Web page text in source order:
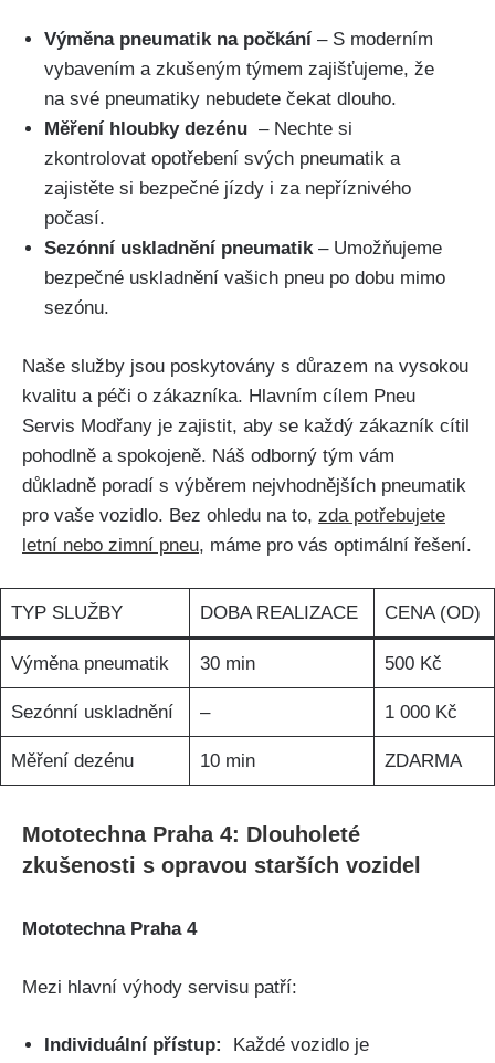
Výměna pneumatik na počkání – S ⁤moderním
vybavením a zkušeným ‌týmem ⁣zajišťujeme, že
⁢na ‍své pneumatiky ‌nebudete čekat ​dlouho.
Měření hloubky dezénu ⁣ – Nechte si
zkontrolovat opotřebení svých pneumatik a
zajistěte si ⁣bezpečné jízdy i za nepříznivého
počasí.
Sezónní uskladnění pneumatik– Umožňujeme
bezpečné ‍uskladnění vašich pneu ⁢po dobu mimo ​
sezónu.
Naše‍ služby jsou poskytovány s důrazem ⁤na ⁢vysokou⁢
kvalitu a péči o​ zákazníka.‌ Hlavním cílem Pneu
Servis Modřany je zajistit, ⁤aby se každý zákazník cítil
pohodlně a spokojeně.‍ Náš odborný tým vám
důkladně poradí s výběrem nejvhodnějších ⁢pneumatik
pro vaše vozidlo. Bez ohledu na to, zda potřebujete
letní nebo zimní pneu, máme pro vás optimální řešení.
TYP SLUŽBY DOBA REALIZACE CENA (OD)
Výměna‍ pneumatik 30 min 500 Kč
Sezónní uskladnění – 1 000 Kč
Měření dezénu 10 min ZDARMA
Mototechna Praha 4: Dlouholeté
zkušenosti ‌s opravou starších vozidel
Mototechna Praha 4
Mezi hlavní výhody servisu patří:
Individuální přístup:
​ Každé vozidlo je